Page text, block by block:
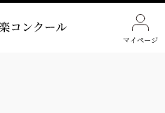
マイページ